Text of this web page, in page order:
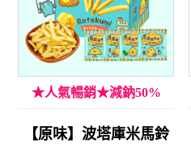
★人氣暢銷★減鈉50%
【原味】波塔庫米馬鈴